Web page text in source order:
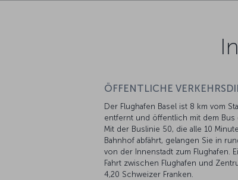
ÖFFENTLICHE
Der Flughafen Basel ist 8 km vom
entfernt und öffentlich mit dem Bus
Mit der Buslinie 50, die alle 10
Bahnhof abfährt, gelangen Sie in
von der Innenstadt zum Flughafen.
Fahrt zwischen Flughafen und
4,20 Schweizer Franken.